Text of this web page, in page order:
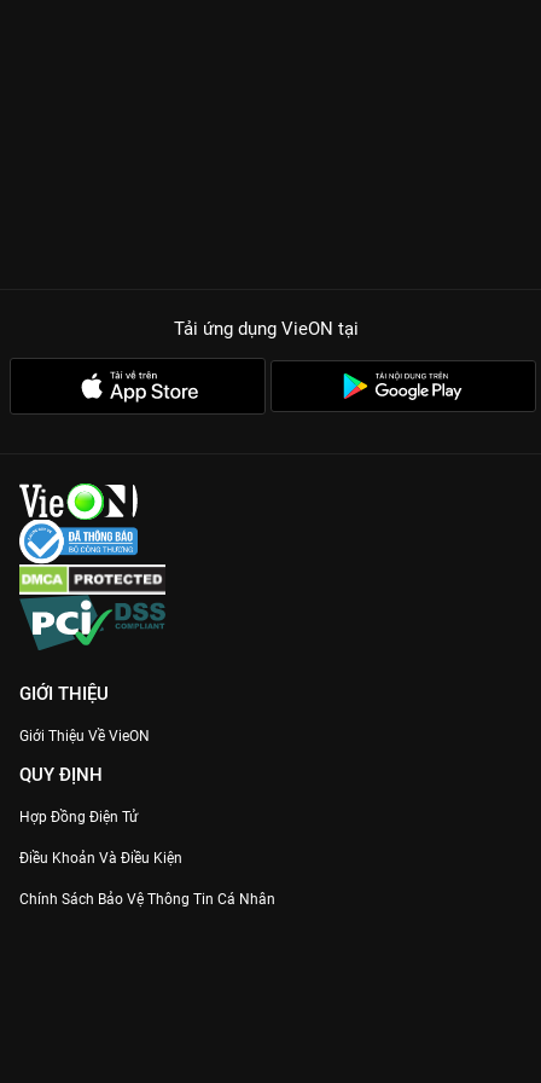
hưởng diễn xuất tuyệt vời.
Kịch Bản Ngược Tâm Cực Nặng:72 tập phim là hành trình đi từ
yêu thương đến thù hận, phơi bày những âm mưu xảo quyệt
nhất ẩn sau vẻ ngoài hào nhoáng của giới thượng lưu.
tỉ mỉ, từ trang phục đến bối cảnh, mang lại trải nghiệm xem
phim chân thực nhất trên ứng dụng VieON.
Kết thúc bộ phim là một lời nhắc nhở sâu sắc về tình thâm. Dù
có bao nhiêu sóng gió, sự tha thứ vẫn luôn là liều thuốc duy
nhất để chữa lành những vết sẹo quá khứ. Đừng bỏ lỡ hành
trình đầy nước mắt và cảm xúc của
Tải ứng dụng VieON tại
GIỚI THIỆU
Giới Thiệu Về VieON
QUY ĐỊNH
Hợp Đồng Điện Tử
Điều Khoản Và Điều Kiện
Chính Sách Bảo Vệ Thông Tin Cá Nhân